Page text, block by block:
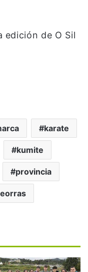
edición de O Sil
karate
kumite
provincia